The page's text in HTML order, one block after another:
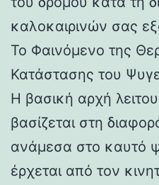
καλοκαιρινών σας
Το Φαινόμενο της
Κατάστασης του
Η βασική αρχή
βασίζεται στη
ανάμεσα στο καυτό
έρχεται από τον